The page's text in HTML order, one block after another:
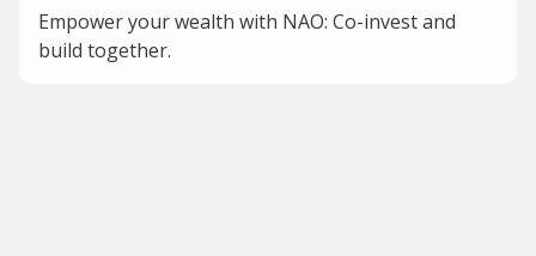
Empower your wealth with NAO: Co-invest and
build together.